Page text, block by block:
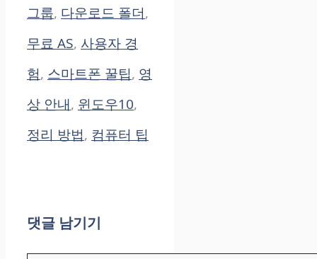
그룹, 다운로드 폴더,
무료 AS, 사용자 경
험, 스마트폰 꿀팁, 영
상 안내, 윈도우10,
정리 방법, 컴퓨터 팁
댓글 남기기